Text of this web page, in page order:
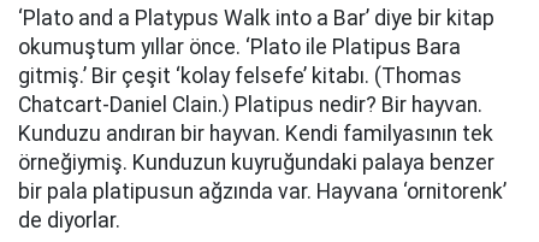
‘Plato and a Platypus Walk into a Bar’ diye bir kitap
okumuştum yıllar önce. ‘Plato ile Platipus Bara
gitmiş.’ Bir çeşit ‘kolay felsefe’ kitabı. (Thomas
Chatcart-Daniel Clain.) Platipus nedir? Bir hayvan.
Kunduzu andıran bir hayvan. Kendi familyasının tek
örneğiymiş. Kunduzun kuyruğundaki palaya benzer
bir pala platipusun ağzında var. Hayvana ‘ornitorenk’
de diyorlar.